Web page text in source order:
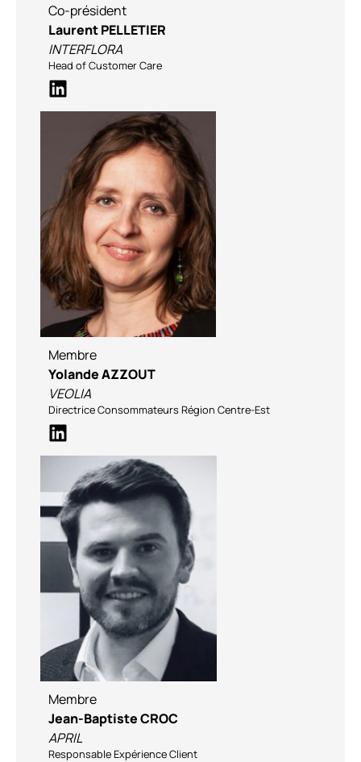
Co-président
Laurent PELLETIER
INTERFLORA
Head of Customer Care
Membre
Yolande AZZOUT
VEOLIA
Directrice Consommateurs Région Centre-Est
Membre
Jean-Baptiste CROC
APRIL
Responsable Expérience Client